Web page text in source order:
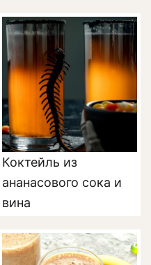
Коктейль из
ананасового сока и
вина